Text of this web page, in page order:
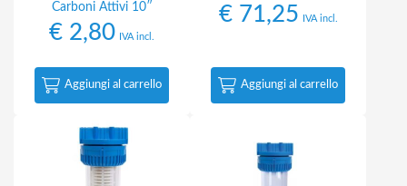
Carboni Attivi 10″
€ 2,80 IVA incl.
Aggiungi al carrello
€71,25 IVA incl.
Aggiungi al carrello